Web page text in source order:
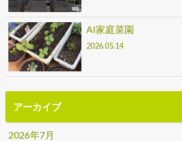
AI家庭菜園
2026.05.14
アーカイブ
2026年7月